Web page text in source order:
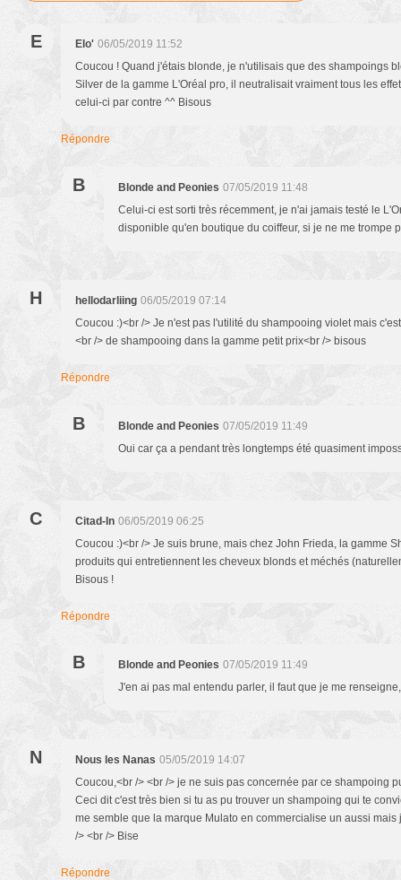
E Elo' 06/05/2019 11:52
Coucou ! Quand j'étais blonde, je n'utilisais que des shampoings
Silver de la gamme L'Oréal pro, il neutralisait vraiment tous les
celui-ci par contre ^^ Bisous
Répondre
B Blonde and Peonies 07/05/2019 11:48
Celui-ci est sorti très récemment, je n'ai jamais testé le
disponible qu'en boutique du coiffeur, si je ne me trompe
H hellodarliing 06/05/2019 07:14
Coucou :)<br /> Je n'est pas l'utilité du shampooing violet mais
<br /> de shampooing dans la gamme petit prix<br /> bisous
Répondre
B Blonde and Peonies 07/05/2019 11:49
Oui car ça a pendant très longtemps été quasiment
C Citad-In 06/05/2019 06:25
Coucou :)<br /> Je suis brune, mais chez John Frieda, la gamme
produits qui entretiennent les cheveux blonds et méchés
Bisous !
Répondre
B Blonde and Peonies 07/05/2019 11:49
J'en ai pas mal entendu parler, il faut que je me
N Nous les Nanas 05/05/2019 14:07
Coucou,<br /> <br /> je ne suis pas concernée par ce shampoing
Ceci dit c'est très bien si tu as pu trouver un shampoing qui te
me semble que la marque Mulato en commercialise un aussi mais
/> <br /> Bise
Répondre